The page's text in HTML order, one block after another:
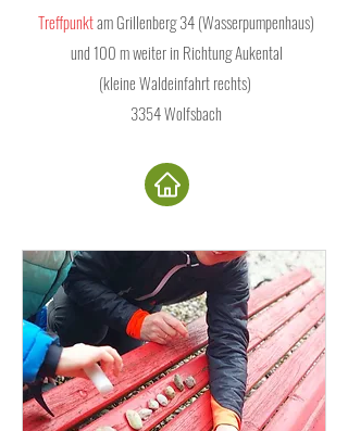
Treffpunktam Grillenberg 34 (Wasserpumpenhaus)
und 100 m weiter in Richtung Aukental
(kleine Waldeinfahrt rechts)
3354 Wolfsbach